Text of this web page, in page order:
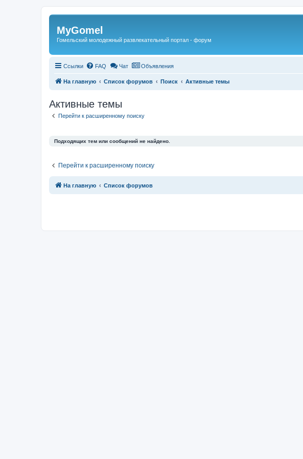
Регистрация
MyGomel
Гомельский молодежный развлекательный портал - форум
Ссылки FAQ Чат Объявления
На главную Список форумов Поиск Активные темы
Активные темы
Перейти к расширенному поиску
Подходящих тем или сообщений не найдено.
Перейти к расширенному поиску
На главную Список форумов
Связаться с